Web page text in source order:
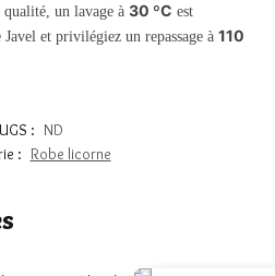
un lavage à 30 ºC est
et privilégiez un repassage à 110
UGS : ND
: Robe licorne